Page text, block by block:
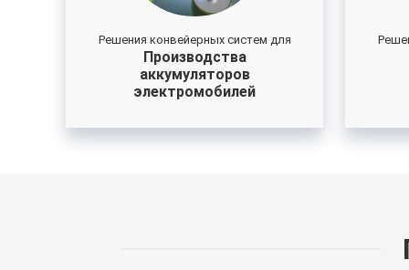
Решения конвейерных систем для
Производства
аккумуляторов
электромобилей